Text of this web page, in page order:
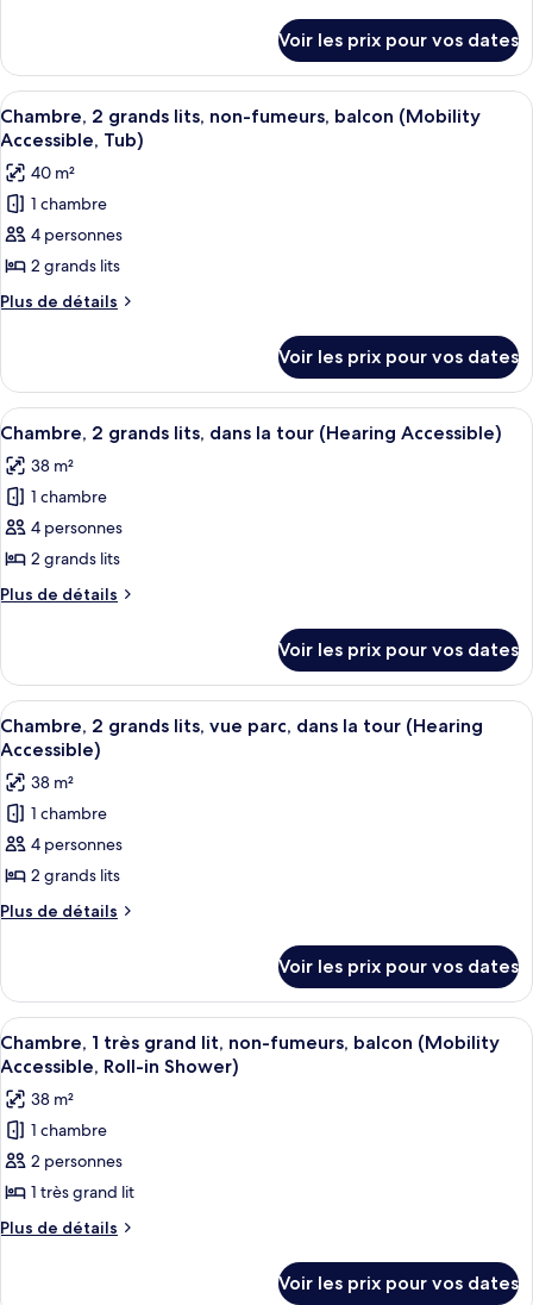
2
grands
lits,
non-
fumeurs,
balcon
(Mobility
Accessible,
Tub)
le
type
de
chambre
2
grands
lits,
non-
fumeurs,
(Mobility
Voir les prix pour vos dates
Afficher
toutes
les
photos
pour
ce
type
de
2
grands
lits,
non-
fumeurs,
balcon
(Mobility
Accessible,
Tub)
Une chambre d’hôtel avec deux
3
Chambre, 2 grands lits, non-fumeurs, balcon (Mobility
Accessible, Tub)
40 m²
1 chambre
4 personnes
2 grands lits
Plus de détails
Plus
le
type
de
Chambre,
2
lits,
non-
balcon
Voir les prix pour vos dates
Afficher
toutes
les
photos
pour
ce
type
de
Chambre,
2
grands
lits,
dans
la
tour
(Hearing
Accessible)
Une chambre d’hôtel avec deux
5
Chambre, 2 grands lits, dans la tour (Hearing Accessible)
38 m²
1 chambre
4 personnes
2 grands lits
Plus de détails
Plus
le
type
de
chambre
2
grands
lits,
dans
la
(Hearing
Voir les prix pour vos dates
Afficher
toutes
les
photos
pour
ce
type
de
2
grands
lits,
vue
parc,
dans
la
tour
(Hearing
Accessible)
Une chambre d’hôtel avec deux
4
Chambre, 2 grands lits, vue parc, dans la tour (Hearing
Accessible)
38 m²
1 chambre
4 personnes
2 grands lits
Plus de détails
Plus
le
type
de
chambre
2
grands
lits,
vue
parc,
la
Voir les prix pour vos dates
Afficher
toutes
les
photos
pour
ce
type
de
Une chambre d’hôtel avec un grand
3
Chambre, 1 très grand lit, non-fumeurs, balcon (Mobility
Accessible, Roll-in Shower)
38 m²
1 chambre
2 personnes
1 très grand lit
Plus de détails
Plus
Voir les prix pour vos dates